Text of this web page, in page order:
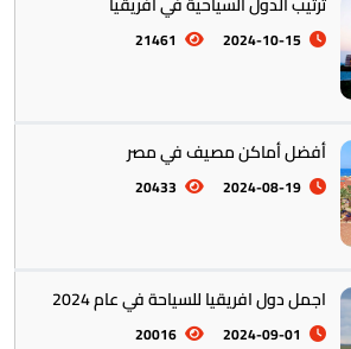
2024-10-15
21461
أفضل أماكن مصيف في مصر
2024-08-19
20433
اجمل دول افريقيا للسياحة في عام 2024
2024-09-01
20016